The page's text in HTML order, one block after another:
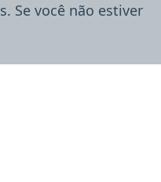
Se você não estiver